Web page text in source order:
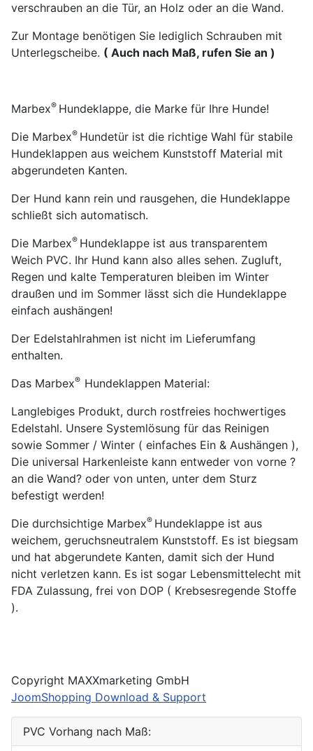
PVC Vorhang nach Maß:
verschrauben an die Tür, an Holz oder an die Wand.
Zur Montage benötigen Sie lediglich Schrauben mit
Unterlegscheibe. ( Auch nach Maß, rufen Sie an )
Marbex® Hundeklappe, die Marke für Ihre Hunde!
Die Marbex® Hundetür ist die richtige Wahl für stabile
Hundeklappen aus weichem Kunststoff Material mit
abgerundeten Kanten.
Der Hund kann rein und rausgehen, die Hundeklappe
schließt sich automatisch.
Die Marbex® Hundeklappe ist aus transparentem
Weich PVC. Ihr Hund kann also alles sehen. Zugluft,
Regen und kalte Temperaturen bleiben im Winter
draußen und im Sommer lässt sich die Hundeklappe
einfach aushängen!
Der Edelstahlrahmen ist nicht im Lieferumfang
enthalten.
Das Marbex® Hundeklappen Material:
Langlebiges Produkt, durch rostfreies hochwertiges
Edelstahl. Unsere Systemlösung für das Reinigen
sowie Sommer / Winter ( einfaches Ein & Aushängen ),
Die universal Harkenleiste kann entweder von vorne ?
an die Wand? oder von unten, unter dem Sturz
befestigt werden!
Die durchsichtige Marbex® Hundeklappe ist aus
weichem, geruchsneutralem Kunststoff. Es ist biegsam
und hat abgerundete Kanten, damit sich der Hund
nicht verletzen kann. Es ist sogar Lebensmittelecht mit
FDA Zulassung, frei von DOP ( Krebsesregende Stoffe
).
Copyright MAXXmarketing GmbH
JoomShopping Download & Support